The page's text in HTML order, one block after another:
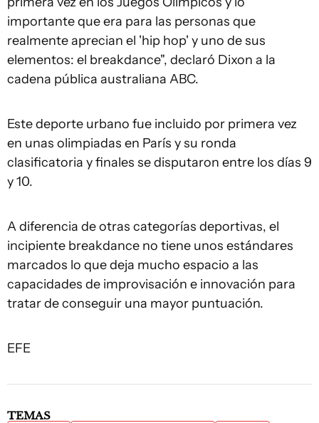
importante que era para las personas que
realmente aprecian el 'hip hop' y uno de sus
elementos: el breakdance", declaró Dixon a la
cadena pública australiana ABC.
Este deporte urbano fue incluido por primera vez
en unas olimpiadas en París y su ronda
clasificatoria y finales se disputaron entre los días 9
y 10.
A diferencia de otras categorías deportivas, el
incipiente breakdance no tiene unos estándares
marcados lo que deja mucho espacio a las
capacidades de improvisación e innovación para
tratar de conseguir una mayor puntuación.
EFE
TEMAS